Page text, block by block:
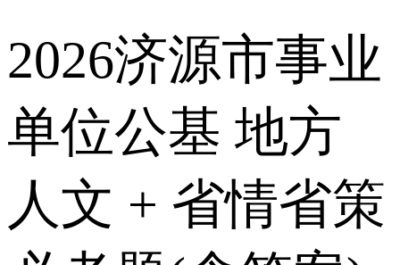
2026济源市事业
单位公基 地方
人文 + 省情省策